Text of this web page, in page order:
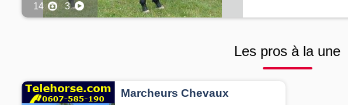
14 3
Les pros à la une
Marcheurs Chevaux